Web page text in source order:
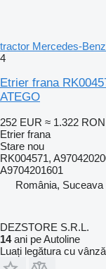
tractor Mercedes-
4
Etrier frana
ATEGO
252 EUR ≈ 1.322 RON
Etrier frana
Stare nou
RK004571,
A9704201601
România, Suceava
DEZSTORE S.R.L.
14ani pe Autoline
Luați legătura cu